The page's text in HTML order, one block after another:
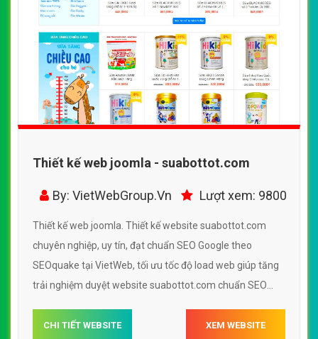
Thiết kế web joomla - suabottot.com
By: VietWebGroup.Vn Lượt xem: 9800
Thiết kế web joomla. Thiết kế website suabottot.com
chuyên nghiệp, uy tín, đạt chuẩn SEO Google theo
SEOquake tại VietWeb, tối ưu tốc độ load web giúp tăng
trải nghiệm duyệt website suabottot.com chuẩn SEO
CHI TIẾT WEBSITE XEM WEBSITE